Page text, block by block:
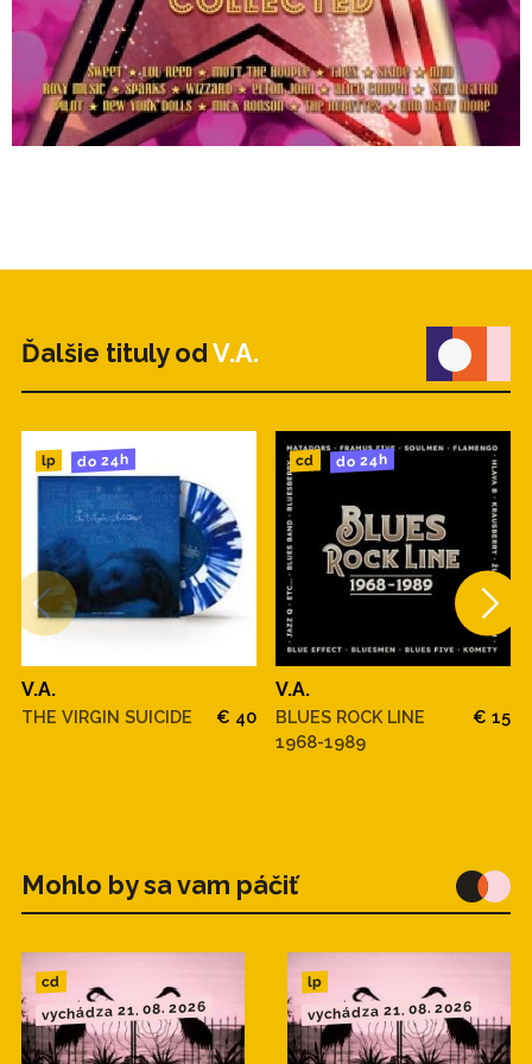
11. Suzi Quatro - Can the Can
12. Catapult - Let Your Hang Hang Down
13. Cozy Powell - Na Na Na
14. Mink Deville - Spanish Stroll
15. Chicory Tip - Son of My Father
Ďalšie tituly od V.A.
lp do 24h
V.A.
THE VIRGIN SUICIDE € 40
cd do 24h
V.A.
BLUES ROCK LINE
1968-1989
€ 15
Mohlo by sa vam páčiť
cd
vychádza 21. 08. 2026
lp
vychádza 21. 08. 2026